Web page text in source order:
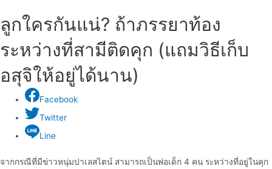
ลูกใครกันแน่? ถ้าภรรยาท้อง
ระหว่างที่สามีติดคุก (แถมวิธีเก็บ
อสุจิให้อยู่ได้นาน)
Facebook
Twitter
Line
จากกรณีที่มีข่าวหนุ่มปาเลสไตน์ สามารถเป็นพ่อเด็ก 4 คน ระหว่างที่อยู่ในคุก